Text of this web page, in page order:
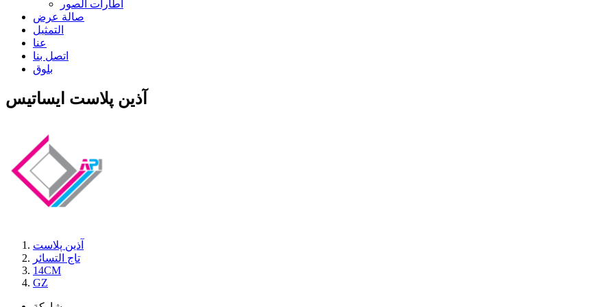
اطارات الصور
صالة عرض
التمثيل
عنا
اتصل بنا
بلوق
آذین پلاست ایساتیس
آذین پلاست
تاج التسائر
14CM
GZ